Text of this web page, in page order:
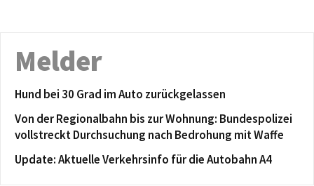
Melder
Hund bei 30 Grad im Auto zurückgelassen
Von der Regionalbahn bis zur Wohnung: Bundespolizei
vollstreckt Durchsuchung nach Bedrohung mit Waffe
Update: Aktuelle Verkehrsinfo für die Autobahn A4